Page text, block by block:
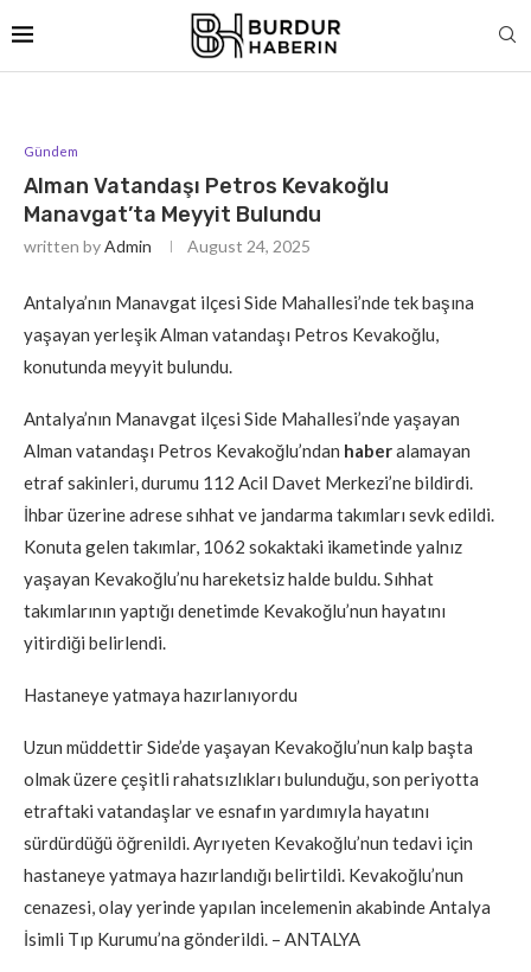
Gündem
Alman Vatandaşı Petros Kevakoğlu
Manavgat’ta Meyyit Bulundu
written byAdmin August 24, 2025
Antalya’nın Manavgat ilçesi Side Mahallesi’nde tek başına
yaşayan yerleşik Alman vatandaşı Petros Kevakoğlu,
konutunda meyyit bulundu.
Antalya’nın Manavgat ilçesi Side Mahallesi’nde yaşayan
Alman vatandaşı Petros Kevakoğlu’ndan haberalamayan
etraf sakinleri, durumu 112 Acil Davet Merkezi’ne bildirdi.
İhbar üzerine adrese sıhhat ve jandarma takımları sevk edildi.
Konuta gelen takımlar, 1062 sokaktaki ikametinde yalnız
yaşayan Kevakoğlu’nu hareketsiz halde buldu. Sıhhat
takımlarının yaptığı denetimde Kevakoğlu’nun hayatını
yitirdiği belirlendi.
Hastaneye yatmaya hazırlanıyordu
Uzun müddettir Side’de yaşayan Kevakoğlu’nun kalp başta
olmak üzere çeşitli rahatsızlıkları bulunduğu, son periyotta
etraftaki vatandaşlar ve esnafın yardımıyla hayatını
sürdürdüğü öğrenildi. Ayrıyeten Kevakoğlu’nun tedavi için
hastaneye yatmaya hazırlandığı belirtildi. Kevakoğlu’nun
cenazesi, olay yerinde yapılan incelemenin akabinde Antalya
İsimli Tıp Kurumu’na gönderildi. – ANTALYA